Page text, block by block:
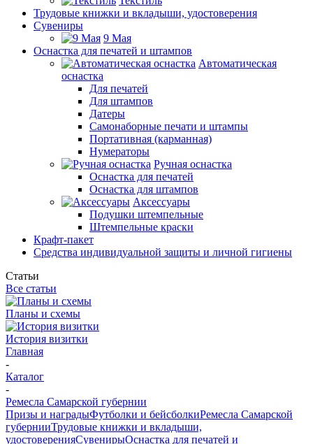
Трудовые книжки и вкладыши, удостоверения
Сувениры
9 Мая
Оснастка для печатей и штампов
Автоматическая
оснастка
Для печатей
Для штампов
Датеры
Самонаборные печати и штампы
Портативная (карманная)
Нумераторы
Ручная оснастка
Оснастка для печатей
Оснастка для штампов
Аксессуары
Подушки штемпельные
Штемпельные краски
Крафт-пакет
Средства индивидуальной защиты и личной гигиены
Статьи
Все статьи
Планы и схемы
История визитки
Главная
-
Каталог
-
Ремесла Самарской губернии
Призы и наградыФутболки и бейсболкиРемесла Самарской
губернииТрудовые книжки и вкладыши,
удостоверенияСувенирыОснастка для печатей и